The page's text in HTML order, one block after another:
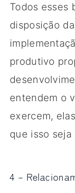
Todos esses
disposição
produtivo
entendem o
exercem,
que isso
4 –